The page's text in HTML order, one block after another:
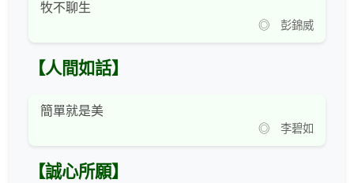
牧不聊生
◎ 彭錦威
【人間如話】
簡單就是美
◎ 李碧如
【誠心所願】